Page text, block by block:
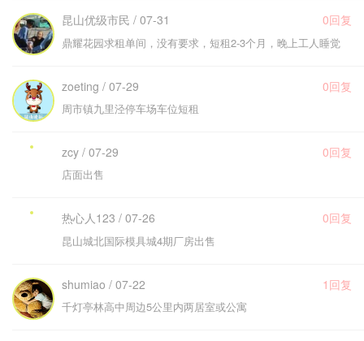
昆山优级市民 / 07-31 0回复
鼎耀花园求租单间，没有要求，短租2-3个月，晚上工人睡觉
zoeting / 07-29 0回复
周市镇九里泾停车场车位短租
zcy / 07-29 0回复
店面出售
热心人123 / 07-26 0回复
昆山城北国际模具城4期厂房出售
shumiao / 07-22 1回复
千灯亭林高中周边5公里内两居室或公寓